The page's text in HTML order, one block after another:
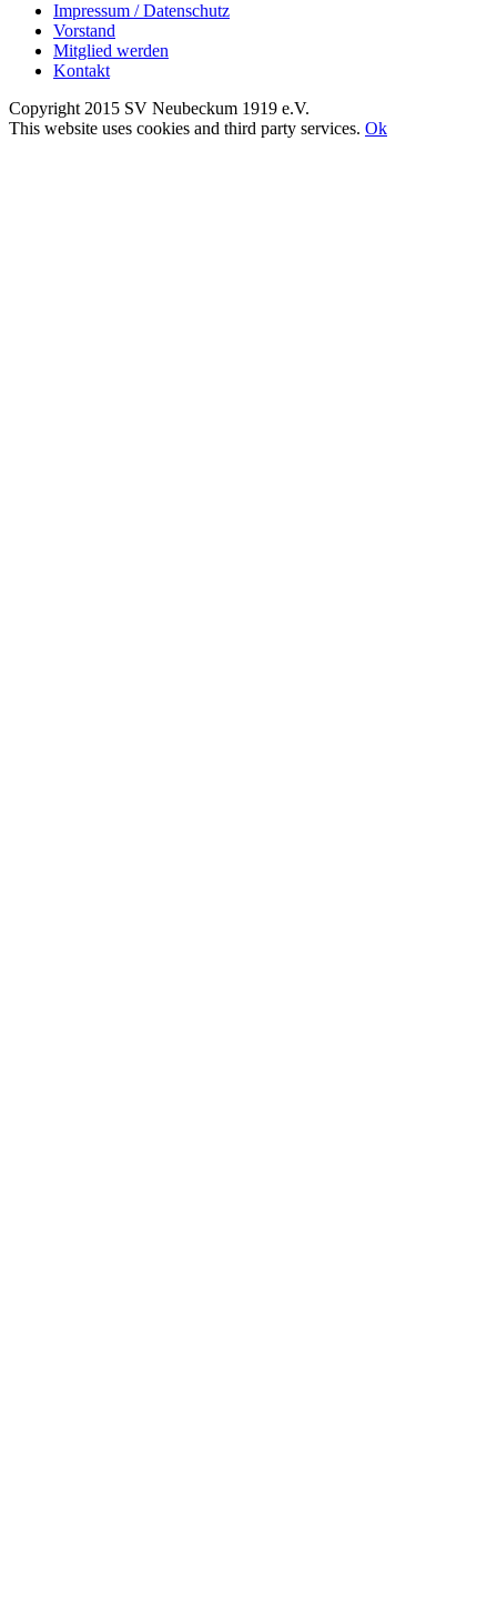
Impressum / Datenschutz
Vorstand
Mitglied werden
Kontakt
Copyright 2015 SV Neubeckum 1919 e.V.
Facebook
E-
Toggle
This website uses cookies and third party services. Ok